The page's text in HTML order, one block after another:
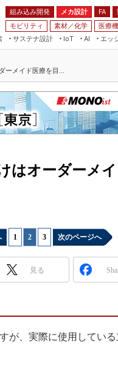
組み込み開発 メカ設計 FA
モビリティ 素材／化学 医療
サステナ設計
IoT
AI
エッ
JIMTOF
組込み/エッジ コンピ
展＆IoT/5Gソリューシ
IIFES
国際ロボット展
TECHNO-FRONTIER
EdgeTech+
日本ものづくりワールド
AUTOMOTIVE WORLD
5G
VR／AR
フィールドサ
組み込み画
ISO26262
無償設計ツ
3Dプリンタ
S＆OP
インダスト
製造
FA
モビ
ーメイド医療を目...
はオーダーメ
1 2 3 次のページへ
見る
が、実際に使用してい